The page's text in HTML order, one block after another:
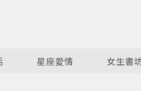
星座愛情 女生書